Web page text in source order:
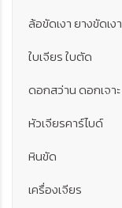
ล้อขัดเงา ยางขัดเงา
ใบเจียร ใบตัด
ดอกสว่าน ดอกเจาะ
หัวเจียรคาร์ไบด์
หินขัด
เครื่องเจียร